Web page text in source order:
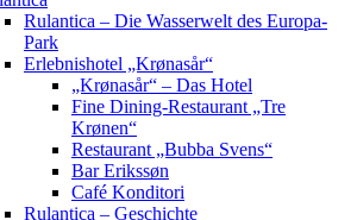
Rulantica – Die Wasserwelt des Europa-
Park
Erlebnishotel „Krønasår“
„Krønasår“ – Das Hotel
Fine Dining-Restaurant „Tre
Krønen“
Restaurant „Bubba Svens“
Bar Erikssøn
Café Konditori
Rulantica – Geschichte